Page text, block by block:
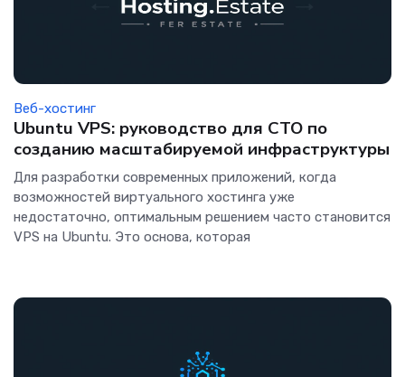
Веб-хостинг
Ubuntu VPS: руководство для CTO по
созданию масштабируемой инфраструктуры
Для разработки современных приложений, когда
возможностей виртуального хостинга уже
недостаточно, оптимальным решением часто становится
VPS на Ubuntu. Это основа, которая